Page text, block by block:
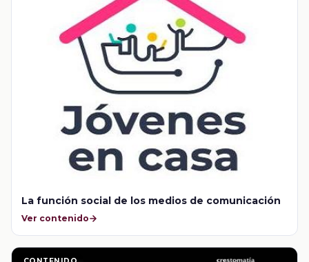
La función social de los medios de comunicación
Ver contenido